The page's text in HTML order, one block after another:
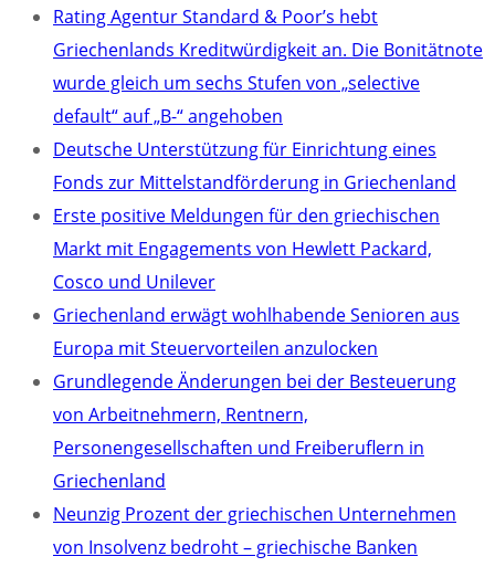
Rating Agentur Standard & Poor’s hebt
Griechenlands Kreditwürdigkeit an. Die Bonitätnote
wurde gleich um sechs Stufen von „selective
default“ auf „B-“ angehoben
Deutsche Unterstützung für Einrichtung eines
Fonds zur Mittelstandförderung in Griechenland
Erste positive Meldungen für den griechischen
Markt mit Engagements von Hewlett Packard,
Cosco und Unilever
Griechenland erwägt wohlhabende Senioren aus
Europa mit Steuervorteilen anzulocken
Grundlegende Änderungen bei der Besteuerung
von Arbeitnehmern, Rentnern,
Personengesellschaften und Freiberuflern in
Griechenland
Neunzig Prozent der griechischen Unternehmen
von Insolvenz bedroht – griechische Banken